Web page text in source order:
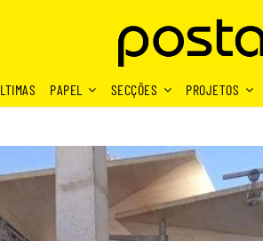
PAPEL SECÇÕES PROJETOS